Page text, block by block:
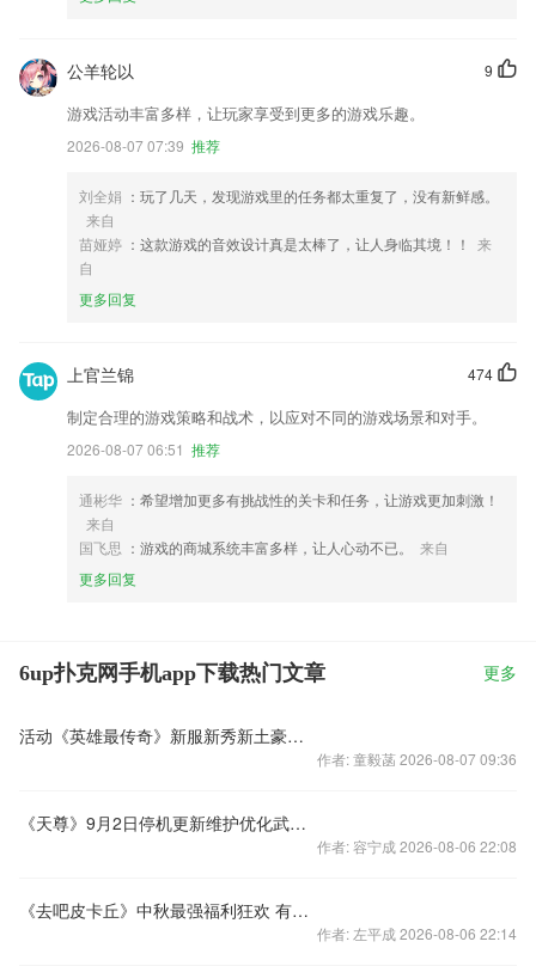
9
公羊轮以
游戏活动丰富多样，让玩家享受到更多的游戏乐趣。
2026-08-07 07:39 推荐
刘全娟 ：玩了几天，发现游戏里的任务都太重复了，没有新鲜感。
来自
苗娅婷 ：这款游戏的音效设计真是太棒了，让人身临其境！！
来
自
更多回复
474
上官兰锦
制定合理的游戏策略和战术，以应对不同的游戏场景和对手。
2026-08-07 06:51 推荐
通彬华 ：希望增加更多有挑战性的关卡和任务，让游戏更加刺激！
来自
国飞思 ：游戏的商城系统丰富多样，让人心动不已。
来自
更多回复
6up扑克网手机app下载热门文章 更多
活动《英雄最传奇》新服新秀新土豪新服土豪尊享
作者: 童毅菡 2026-08-07 09:36
《天尊》9月2日停机更新维护优化武器合成系统
作者: 容宁成 2026-08-06 22:08
《去吧皮卡丘》中秋最强福利狂欢 有宠物蛋相送
作者: 左平成 2026-08-06 22:14